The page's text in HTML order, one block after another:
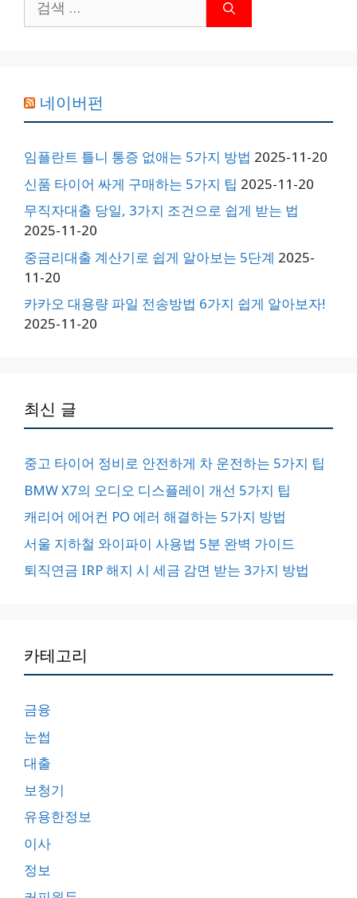
색:
네이버펀
임플란트 틀니 통증 없애는 5가지 방법 2025-11-20
신품 타이어 싸게 구매하는 5가지 팁 2025-11-20
무직자대출 당일, 3가지 조건으로 쉽게 받는 법
2025-11-20
중금리대출 계산기로 쉽게 알아보는 5단계 2025-
11-20
카카오 대용량 파일 전송방법 6가지 쉽게 알아보자!
2025-11-20
최신 글
중고 타이어 정비로 안전하게 차 운전하는 5가지 팁
BMW X7의 오디오 디스플레이 개선 5가지 팁
캐리어 에어컨 PO 에러 해결하는 5가지 방법
서울 지하철 와이파이 사용법 5분 완벽 가이드
퇴직연금 IRP 해지 시 세금 감면 받는 3가지 방법
카테고리
금융
눈썹
대출
보청기
유용한정보
이사
정보